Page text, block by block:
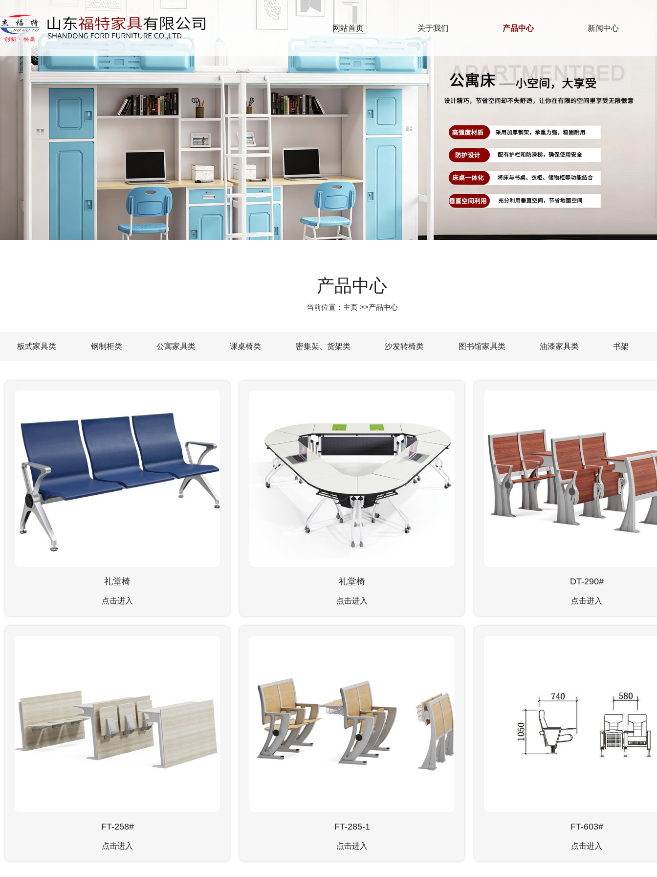
网站首页 关于我们 产品中心 新闻中心
产品中心
当前位置： 主页>>产品中心
板式家具类 钢制柜类 公寓家具类 课桌椅类 密集架、货架类 沙发转椅类 图书馆家具类 油漆家具类 书架
礼堂椅
点击进入
礼堂椅
点击进入
DT-290#
点击进入
FT-258#
点击进入
FT-285-1
点击进入
FT-603#
点击进入